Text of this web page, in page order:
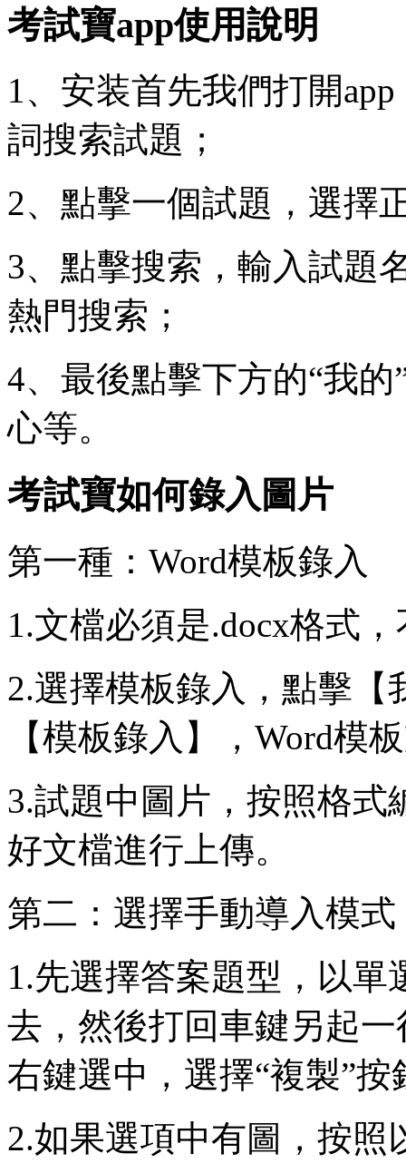
考試寶app使用說明
1、安装首先我們打開
詞搜索試題；
2、點擊一個試題，選擇
3、點擊搜索，輸入試題
熱門搜索；
4、最後點擊下方的“我
心等。
考試寶如何錄入圖片
第一種：Word模板錄入
1.文檔必須是.docx格式
2.選擇模板錄入，點擊
【模板錄入】，Word模
3.試題中圖片，按照格
好文檔進行上傳。
第二：選擇手動導入模式
1.先選擇答案題型，以
去，然後打回車鍵另起
右鍵選中，選擇“複製”
2.如果選項中有圖，按照